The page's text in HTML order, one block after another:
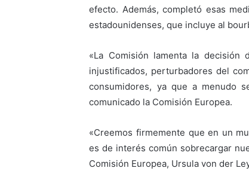
efecto. Además, completó esas
estadounidenses, que incluye al
«La Comisión lamenta la decisión
injustificados, perturbadores del
consumidores, ya que a menudo
comunicado la Comisión Europea.
«Creemos firmemente que en un
es de interés común sobrecargar
Comisión Europea, Ursula von der